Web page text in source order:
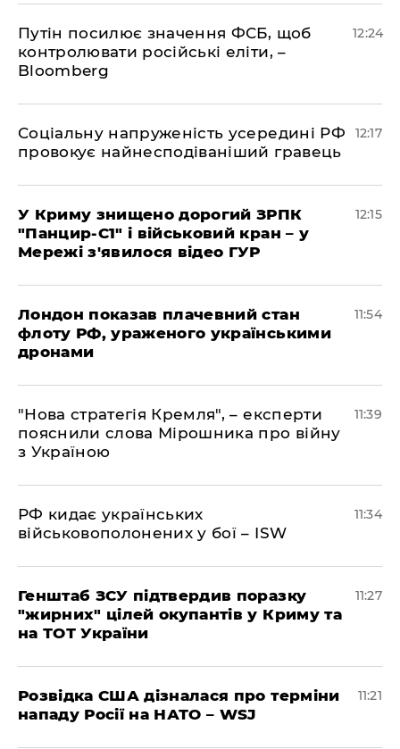
Путін посилює значення ФСБ, щоб
контролювати російські еліти, –
Bloomberg
12:24
Соціальну напруженість усередині РФ
провокує найнесподіваніший гравець
12:17
У Криму знищено дорогий ЗРПК
"Панцир-С1" і військовий кран – у
Мережі з'явилося відео ГУР
12:15
Лондон показав плачевний стан
флоту РФ, ураженого українськими
дронами
11:54
"Нова стратегія Кремля", – експерти
пояснили слова Мірошника про війну
з Україною
11:39
РФ кидає українських
військовополонених у бої – ISW
11:34
Генштаб ЗСУ підтвердив поразку
"жирних" цілей окупантів у Криму та
на ТОТ України
11:27
Розвідка США дізналася про терміни
нападу Росії на НАТО – WSJ
11:21